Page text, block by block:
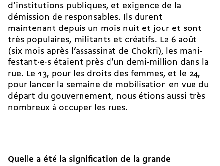
d’institutions publiques, et exigence de la
démission de responsables. Ils durent
maintenant depuis un mois nuit et jour et sont
très populaires, militants et créatifs. Le 6 août
(six mois après l’assassinat de Chokri), les ma­ni­
festant·e·s étaient près d’un demi-million dans la
rue. Le 13, pour les droits des femmes, et le 24,
pour lancer la semaine de mobilisation en vue du
départ du gouvernement, nous étions aussi très
nombreux à occuper les rues.
Quelle a été la signification de la grande